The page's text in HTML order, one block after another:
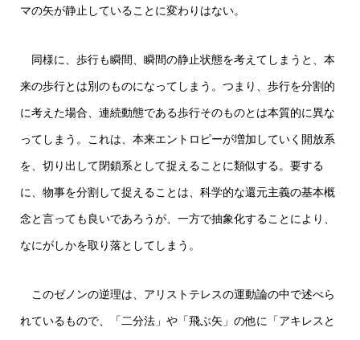
マの矢が静止していることに変わりはない。
同様に、歩行も瞬間、瞬間の静止状態を考えてしまうと、本
来の歩行とは別のものになってしまう。つまり、歩行を分割的
に考えた場合、連続動態である歩行そのものとは本質的に異な
ってしまう。これは、本来エントロピーが増加していく開放系
を、切り出して閉鎖系として捉えることに類似する。要する
に、物事を分割して捉えることは、科学的な還元主義の基本概
念と言っても良いであろうが、一方で抽象化することにより、
なにがしかを取り落としてしまう。
このゼノンの逆理は、アリストテレスの運動論の中で述べら
れているもので、「二分法」や「飛ぶ矢」の他に「アキレスと